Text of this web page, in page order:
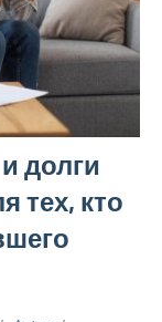
долги
тех, кто